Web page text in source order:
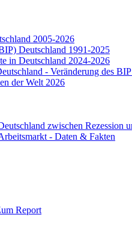
2005-2026
Deutschland 1991-2025
in Deutschland 2024-2026
- Veränderung des
der Welt 2026
zwischen Rezession
- Daten & Fakten
Report